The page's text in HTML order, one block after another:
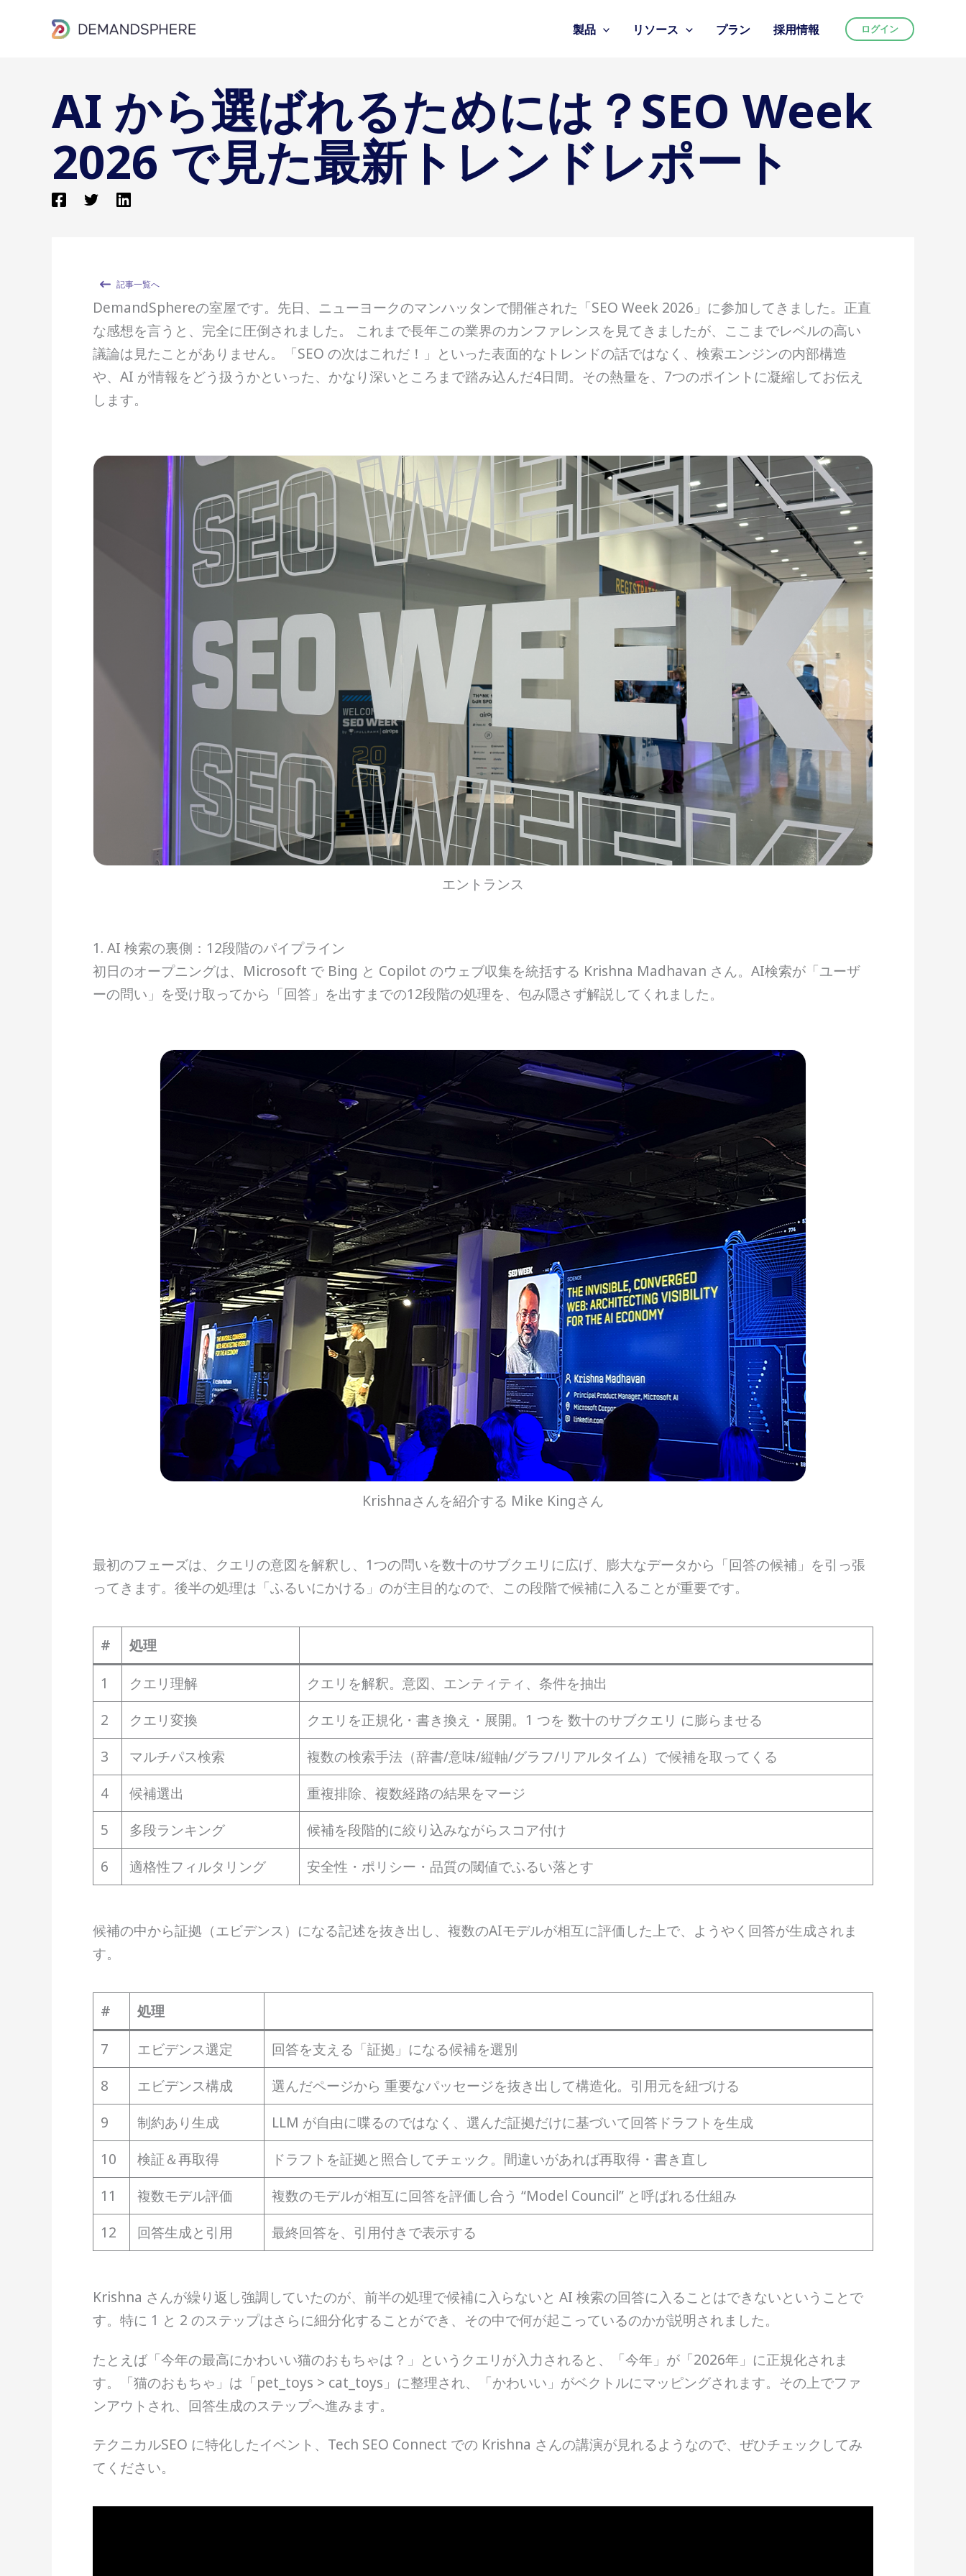
製品 リソース プラン 採用情報 ログイン
AI から選ばれるためには？SEO Week
2026 で見た最新トレンドレポート
記事一覧へ
DemandSphereの室屋です。先日、ニューヨークのマンハッタンで開催された「SEO Week 2026」に参加してきました。正直
な感想を言うと、完全に圧倒されました。 これまで長年この業界のカンファレンスを見てきましたが、ここまでレベルの高い
議論は見たことがありません。「SEO の次はこれだ！」といった表面的なトレンドの話ではなく、検索エンジンの内部構造
や、AI が情報をどう扱うかといった、かなり深いところまで踏み込んだ4日間。その熱量を、7つのポイントに凝縮してお伝え
します。
エントランス
1. AI 検索の裏側：12段階のパイプライン
初日のオープニングは、Microsoft で Bing と Copilot のウェブ収集を統括する Krishna Madhavan さん。AI検索が「ユーザ
ーの問い」を受け取ってから「回答」を出すまでの12段階の処理を、包み隠さず解説してくれました。
Krishnaさんを紹介する Mike Kingさん
最初のフェーズは、クエリの意図を解釈し、1つの問いを数十のサブクエリに広げ、膨大なデータから「回答の候補」を引っ張
ってきます。後半の処理は「ふるいにかける」のが主目的なので、この段階で候補に入ることが重要です。
# 処理
1 クエリ理解
クエリを解釈。意図、エンティティ、条件を抽出
2
クエリ変換
クエリを正規化・書き換え・展開。1 つを 数十のサブクエリ に膨らませる
3
マルチパス検索
複数の検索手法（辞書/意味/縦軸/グラフ/リアルタイム）で候補を取ってくる
4
候補選出
重複排除、複数経路の結果をマージ
5
多段ランキング
候補を段階的に絞り込みながらスコア付け
6
適格性フィルタリング 安全性・ポリシー・品質の閾値でふるい落とす
候補の中から証拠（エビデンス）になる記述を抜き出し、複数のAIモデルが相互に評価した上で、ようやく回答が生成されま
す。
# 処理
7 エビデンス選定
回答を支える「証拠」になる候補を選別
8
エビデンス構成
選んだページから 重要なパッセージを抜き出して構造化。引用元を紐づける
9
制約あり生成
LLM が自由に喋るのではなく、選んだ証拠だけに基づいて回答ドラフトを生成
10
検証＆再取得
ドラフトを証拠と照合してチェック。間違いがあれば再取得・書き直し
11
複数モデル評価
複数のモデルが相互に回答を評価し合う “Model Council” と呼ばれる仕組み
12
回答生成と引用 最終回答を、引用付きで表示する
Krishna さんが繰り返し強調していたのが、前半の処理で候補に入らないと AI 検索の回答に入ることはできないということで
す。特に 1 と 2 のステップはさらに細分化することができ、その中で何が起こっているのかが説明されました。
たとえば「今年の最高にかわいい猫のおもちゃは？」というクエリが入力されると、「今年」が「2026年」に正規化されま
す。「猫のおもちゃ」は「pet_toys > cat_toys」に整理され、「かわいい」がベクトルにマッピングされます。その上でファ
ンアウトされ、回答生成のステップへ進みます。
テクニカルSEO に特化したイベント、Tech SEO Connect での Krishna さんの講演が見れるようなので、ぜひチェックしてみ
てください。